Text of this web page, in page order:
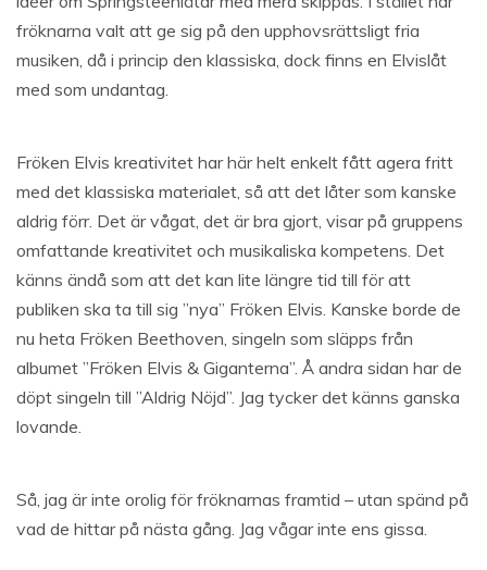
fröknarna valt att ge sig på den upphovsrättsligt fria
musiken, då i princip den klassiska, dock finns en Elvislåt
med som undantag.
Fröken Elvis kreativitet har här helt enkelt fått agera fritt
med det klassiska materialet, så att det låter som kanske
aldrig förr. Det är vågat, det är bra gjort, visar på gruppens
omfattande kreativitet och musikaliska kompetens. Det
känns ändå som att det kan lite längre tid till för att
publiken ska ta till sig ”nya” Fröken Elvis. Kanske borde de
nu heta Fröken Beethoven, singeln som släpps från
albumet ”Fröken Elvis & Giganterna”. Å andra sidan har de
döpt singeln till ”Aldrig Nöjd”. Jag tycker det känns ganska
lovande.
Så, jag är inte orolig för fröknarnas framtid – utan spänd på
vad de hittar på nästa gång. Jag vågar inte ens gissa.